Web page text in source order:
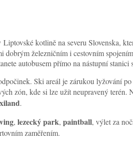
Liptovské kotlině na severu Slovenska,
železničním i cestovním
autobusem přímo na nástupní stanici
Ski areál je zárukou lyžování
zón, kde si lze užít neupravený terén.
.
, lezecký park, paintball, výlet za
zaměřením.